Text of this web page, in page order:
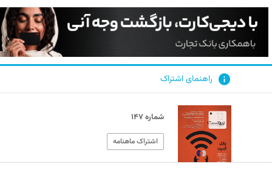
راهنمای اشتراک
شماره ۱۴۷
اشتراک ماهنامه